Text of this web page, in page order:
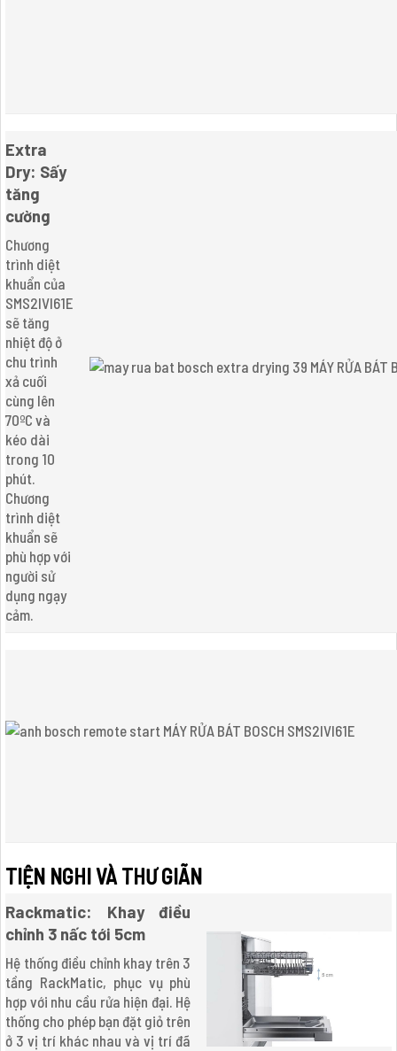
Extra
Dry: Sấy
tăng
cường
Chương
trình diệt
khuẩn của
SMS2IVI61E
sẽ tăng
nhiệt độ ở
chu trình
xả cuối
cùng lên
70ºC và
kéo dài
trong 10
phút.
Chương
trình diệt
khuẩn sẽ
phù hợp với
người sử
dụng ngạy
cảm.
TIỆN NGHI VÀ THƯ GIÃN
Rackmatic: Khay điều
chỉnh 3 nấc tới 5cm
Hệ thống điều chỉnh khay trên 3
tầng RackMatic, phục vụ phù
hợp với nhu cầu rửa hiện đại. Hệ
thống cho phép bạn đặt giỏ trên
ở 3 vị trí khác nhau và vị trí đã